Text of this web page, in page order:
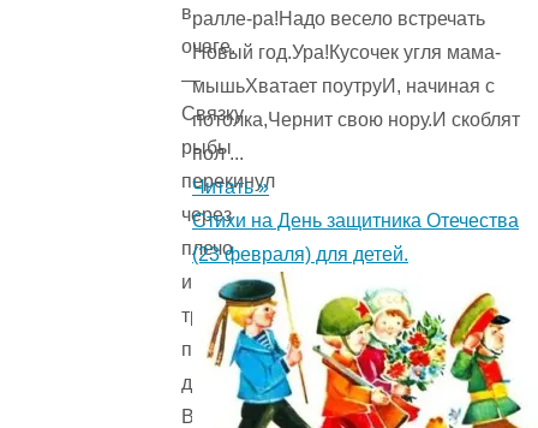
в
очаге.
—
Связку
рыбы
перекинул
через
плечо
и
трусил
по
дороге.
Вдруг
ралле-ра!Надо весело встречать
Новый год.Ура!Кусочек угля мама-
мышьХватает поутруИ, начиная с
потолка,Чернит свою нору.И скоблят
пол ...
Читать »
Стихи на День защитника Отечества
(23 февраля) для детей.